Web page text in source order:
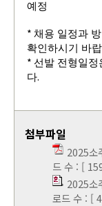
예정
* 채용 일정과
확인하시기 바
* 선발 전형일정
다.
첨부파일
2025소
드 수 : [
2025소
로드 수 : [